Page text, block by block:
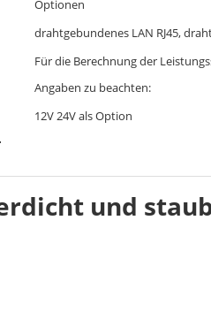
Optionen
drahtgebundenes LAN RJ45,
Für die Berechnung der
Angaben zu beachten:
12V 24V als Option
und